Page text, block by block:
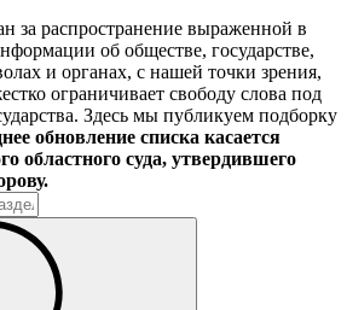
за распространение выраженной в
об обществе, государстве,
и органах, с нашей точки зрения,
ограничивает свободу слова под
Здесь мы публикуем подборку
обновление списка касается
областного суда, утвердившего